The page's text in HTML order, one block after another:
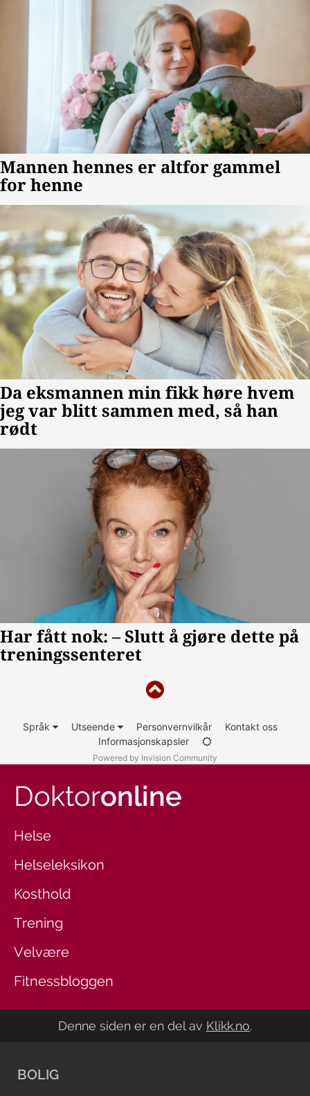
Språk Utseende Personvernvilkår
Kontakt oss
Informasjonskapsler
Powered by Invision Community
Doktoronline
Helse
Helseleksikon
Kosthold
Trening
Velvære
Fitnessbloggen
Denne siden er en del av Klikk.no.
BOLIG